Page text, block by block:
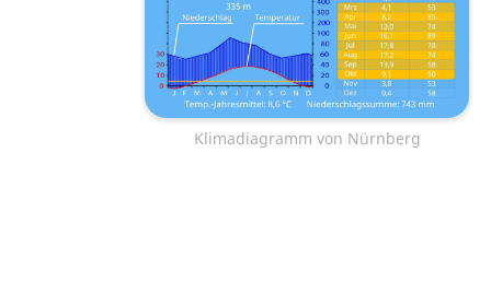
Klimadiagramm von Nürnberg